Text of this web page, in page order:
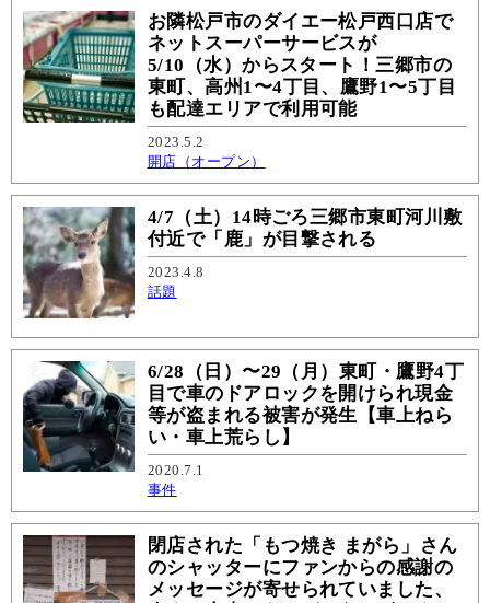
お隣松戸市のダイエー松戸西口店で
ネットスーパーサービスが
5/10（水）からスタート！三郷市の
東町、高州1〜4丁目、鷹野1〜5丁目
も配達エリアで利用可能
2023.5.2
開店（オープン）
4/7（土）14時ごろ三郷市東町河川敷
付近で「鹿」が目撃される
2023.4.8
話題
6/28（日）〜29（月）東町・鷹野4丁
目で車のドアロックを開けられ現金
等が盗まれる被害が発生【車上ねら
い・車上荒らし】
2020.7.1
事件
閉店された「もつ焼き まがら」さん
のシャッターにファンからの感謝の
メッセージが寄せられていました、